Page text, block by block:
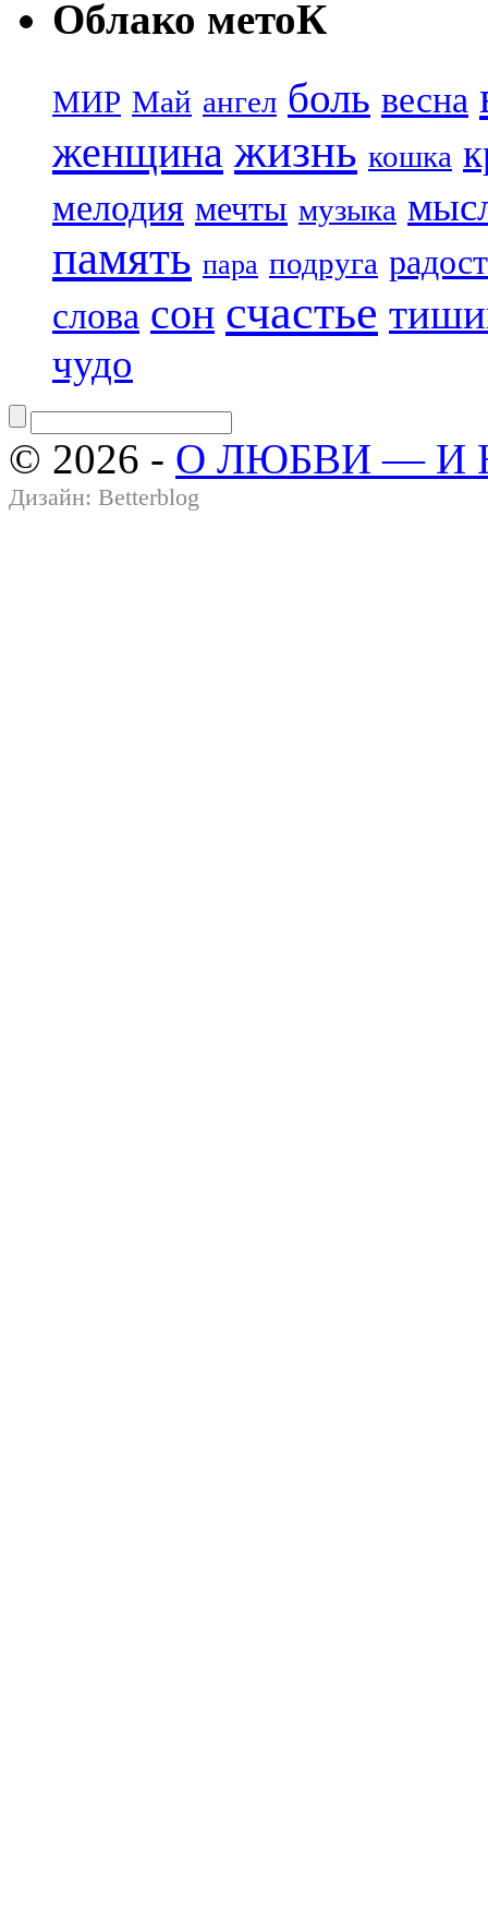
Облако метоК
МИР Май ангел боль весна
женщина жизнь кошка
мелодия мечты музыка
память пара подруга
слова сон счастье
чудо
© 2026 - О ЛЮБВИ — И
Дизайн: Betterblog